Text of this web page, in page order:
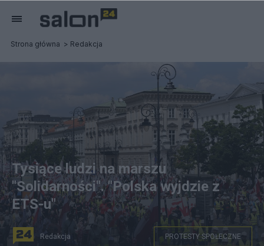
Strona główna Redakcja
Tysiące ludzi na marszu
"Solidarności". "Polska wyjdzie z
ETS-u"
Redakcja PROTESTY SPOŁECZNE